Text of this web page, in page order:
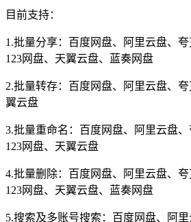
目前支持：
1.批量分享：百度网盘、阿里云盘、夸
123网盘、天翼云盘、蓝奏网盘
2.批量转存：百度网盘、阿里云盘、
翼云盘
3.批量重命名：百度网盘、阿里云盘、
123网盘、天翼云盘
4.批量删除：百度网盘、阿里云盘、夸
123网盘、天翼云盘、蓝奏网盘
5.搜索及多账号搜索：百度网盘、阿